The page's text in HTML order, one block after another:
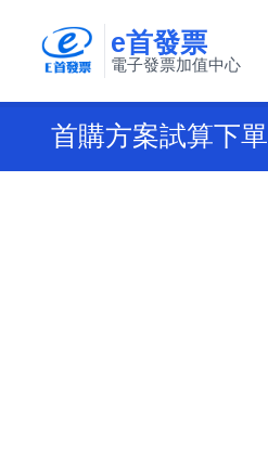
e首發票
電子發票加值中心
首購方案試算下單